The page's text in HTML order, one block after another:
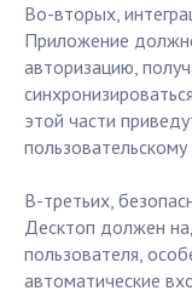
Во-вторых,
Приложение
авторизацию,
этой части
В-третьих,
Десктоп должен
пользователя,
автоматические